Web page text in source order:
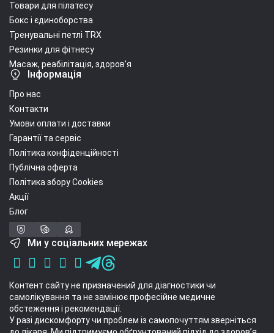
Товари для пілатесу
Бокс і єдиноборства
Тренувальні петлі TRX
Резинки для фітнесу
Масаж, реабілітація, здоров'я
Інформація
Про нас
Контакти
Умови оплати і доставки
Гарантії та сервіс
Політика конфіденційності
Публічна оферта
Політика збору Cookies
Акції
Блог
Ми у соціальних мережах
Контент сайту не призначений для діагностики чи
самолікування та не замінює професійне медичне
обстеження і рекомендації.
У разі дискомфорту чи проблем із самопочуттям зверніться